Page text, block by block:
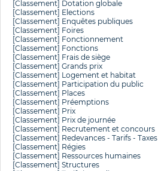
[Classement] Dotation globale
[Classement] Elections
[Classement] Enquêtes publiques
[Classement] Foires
[Classement] Fonctionnement
[Classement] Fonctions
[Classement] Frais de siège
[Classement] Grands prix
[Classement] Logement et habitat
[Classement] Participation du public
[Classement] Places
[Classement] Préemptions
[Classement] Prix
[Classement] Prix de journée
[Classement] Recrutement et concours
[Classement] Redevances - Tarifs - Taxes
[Classement] Régies
[Classement] Ressources humaines
[Classement] Structures